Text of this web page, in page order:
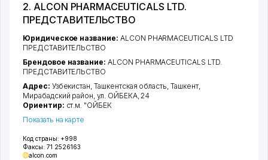
2. ALCON PHARMACEUTICALS LTD.
ПРЕДСТАВИТЕЛЬСТВО
Код страны: +998
Факсы: 71 2526163
alcon.com
Юридическое название: ALCON PHARMACEUTICALS LTD
ПРЕДСТАВИТЕЛЬСТВО
Брендовое название: ALCON PHARMACEUTICALS LTD.
ПРЕДСТАВИТЕЛЬСТВО
Адрес: Узбекистан,Ташкентская область,Ташкент,
Мирабадский район,ул. ОЙБЕКА, 24
Ориентир: ст.м. "ОЙБЕК
Показать на карте